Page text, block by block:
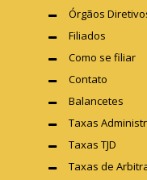
Órgãos
Filiados
Como se filiar
Contato
Balancetes
Taxas
Taxas TJD
Taxas de